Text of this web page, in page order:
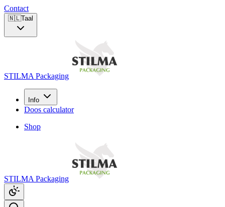
Contact
🇳🇱Taal
STILMA Packaging
Info
Doos calculator
Shop
STILMA Packaging